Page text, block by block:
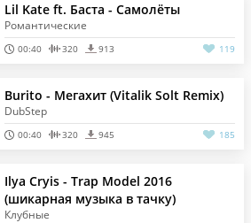
Lil Kate ft. Баста - Самолёты
Романтические
00:40 320 913 119
Burito - Мегахит (Vitalik Solt Remix)
DubStep
00:40 320 945 185
Ilya Cryis - Trap Model 2016
(шикарная музыка в тачку)
Клубные